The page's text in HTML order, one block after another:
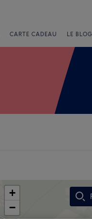
CARTE CADEAU LE
+
−